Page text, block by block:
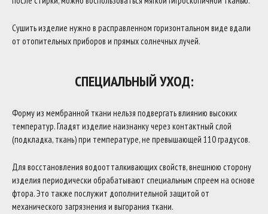
Сушить изделие нужно в расправленном горизонтальном виде вдали
от отопительных приборов и прямых солнечных лучей.
СПЕЦИАЛЬНЫЙ УХОД:
Форму из мембранной ткани нельзя подвергать влиянию высоких
температур. Гладят изделие наизнанку через контактный слой
(подкладка, ткань) при температуре, не превышающей 110 градусов.
Для восстановления водоотталкивающих свойств, внешнюю сторону
изделия периодически обрабатывают специальным спреем на основе
фтора. Это также послужит дополнительной защитой от
механического загрязнения и выгорания ткани.